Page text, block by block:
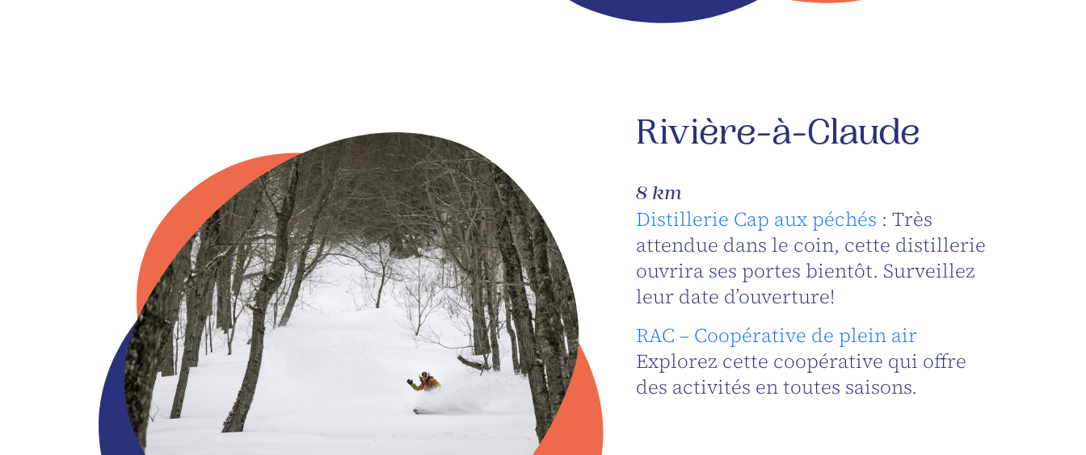
Rivière-à-Claude
8 km
Distillerie Cap aux péchés : Très
attendue dans le coin, cette distillerie
ouvrira ses portes bientôt. Surveillez
leur date d’ouverture!
RAC – Coopérative de plein air
Explorez cette coopérative qui offre
des activités en toutes saisons.